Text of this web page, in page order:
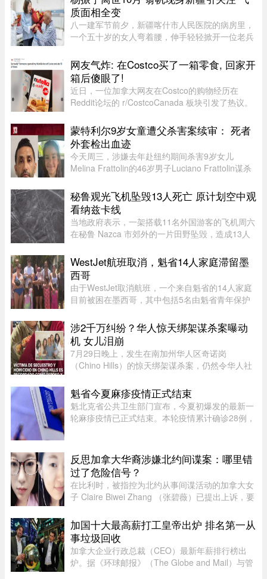
日晚间，特朗普在“空 ...
质面相全变
八一建军节前夕，新疆喀什市人民医院的病房里，
一个五十岁的女人弯着腰，伸手轻轻掀开一位老兵
谢，她连忙摆手：“不用起来，不用起来”。镜头扫
过去，齐肩发，淡蓝新中 ...
网友气炸: 在Costco买了一箱零食, 回家开
箱后傻眼了!
近日，一位加拿大网友在Costco的购物经历在
Reddit论坛的 r/CostcoCanada 板块引发了热议。
果回家一开箱，血压直接飙升——里面的零食居然
凭空消失了近三分之一！图片来 ...
蒙特利尔9岁女童遭父杀害案续审： 死者
外套检出血迹
今天周三，涉嫌去年赴纽约期间杀害9岁女儿
Melina Frattolin的46岁男子Luciano Frattolin谋杀
Luciano Frattolin被控二级谋杀及藏匿尸体，两项
罪名均不认罪，自2025年7月被捕以 ...
秘鲁观光飞机坠毁13人死亡 原计划空中观
看纳兹卡线
当地政府表示，一架搭载11名外国游客的飞机周六
在秘鲁 Nazca 市郊外的一片田野坠毁，造成13人
WestJet航班取消，魁省14人家庭滞留墨
西哥
由于WestJet取消航班，一个来自魁省的14人家庭
目前被困在墨西哥，其中包括5名由魁省青年保护
Josée Pelletier表示，一家人原定周一返程，却在
起飞前数小时收到航班取消 ...
涉2千万纠纷？华人惊天绑架谋杀案曝动
机 女儿泪崩
7月29日晚上，发生在南加州华人区奇诺岗
（Chino Hills）的惊天绑架谋杀案，仍然令华人社
爆料，这起案件的动机似乎正在明朗。根据最新消
息显示，凶手博正峰（Zhengfeng ...
魁省今夏麻疹疫情正式结束
魁北克省公共卫生部门宣布，今夏初爆发的最新一
轮麻疹疫情已正式结束。本轮疫情累计确诊28例，
染源，并通知可能接触病毒 ...
反思加拿大华裔涉嫌北约间谍案：哪里错
过了危险信号？
在比利时，被指控为北约从事间谍活动的加拿大女
子 Claire Biwei Zhang （张碧薇）已提出上诉，要
急调查其安全审查程序，以查明外国势力可能是如
何渗透进入政府体系的。 ...
加国十大最高薪打工皇帝出炉 排名第一从
事垃圾回收
加拿大企业行政总裁（CEO）最新年薪排行榜出
炉。据《环球邮报》（The Globe and Mail）与管